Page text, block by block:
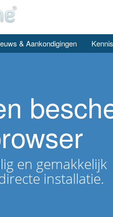
& Aankondigingen
en gemakkelijk
installatie.